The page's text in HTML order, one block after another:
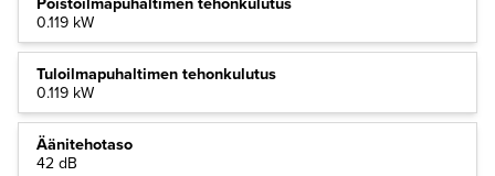
0.119 kW
Tuloilmapuhaltimen tehonkulutus
0.119 kW
Äänitehotaso
42 dB